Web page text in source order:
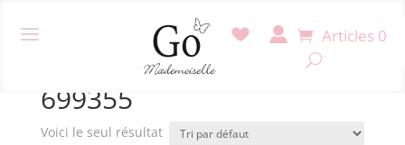
Articles 0
/ Produit Référence / 699355
699355
Voici le seul résultat